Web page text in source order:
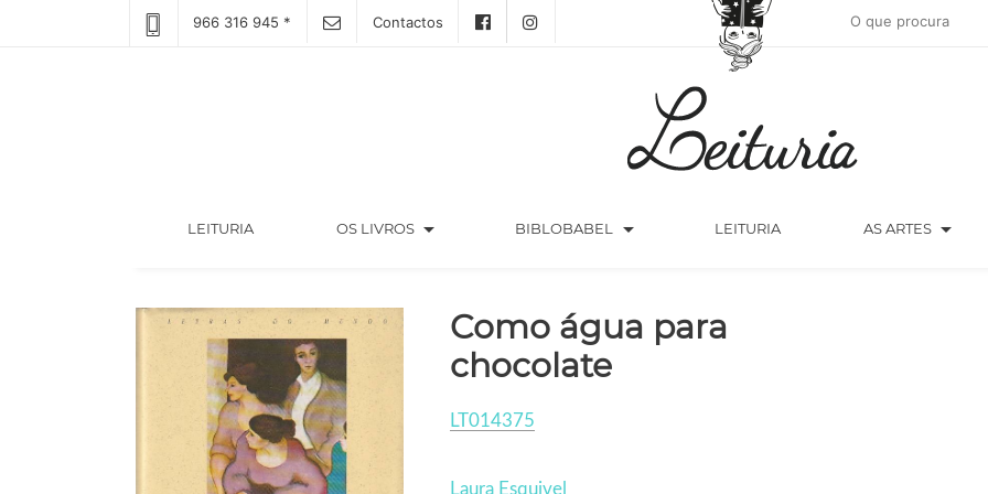
966 316 945 * Contactos
LEITURIA(CURRENT) OS LIVROS arrow_drop_down BIBLOBABEL arrow_drop_down LEITURIA AS ARTES arrow_drop_down
Como água para
chocolate
LT014375
Laura Esquivel